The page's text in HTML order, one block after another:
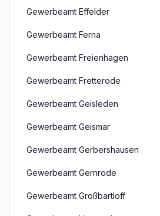
Gewerbeamt Effelder
Gewerbeamt Ferna
Gewerbeamt Freienhagen
Gewerbeamt Fretterode
Gewerbeamt Geisleden
Gewerbeamt Geismar
Gewerbeamt Gerbershausen
Gewerbeamt Gernrode
Gewerbeamt Großbartloff